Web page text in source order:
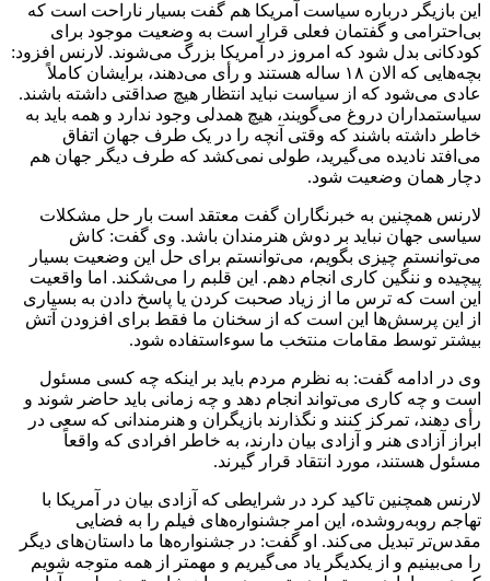
این بازیگر درباره سیاست آمریکا هم گفت بسیار ناراحت است که
بی‌احترامی و گفتمان فعلی قرار است به وضعیت موجود برای
کودکانی بدل شود که امروز در آمریکا بزرگ می‌شوند. لارنس افزود:
بچه‌هایی که الان ۱۸ ساله هستند و رأی می‌دهند، برایشان کاملاً
عادی می‌شود که از سیاست نباید انتظار هیچ صداقتی داشته باشند.
سیاستمداران دروغ می‌گویند، هیچ همدلی وجود ندارد و همه باید به
خاطر داشته باشند که وقتی آنچه را در یک طرف جهان اتفاق
می‌افتد نادیده می‌گیرید، طولی نمی‌کشد که طرف دیگر جهان هم
دچار همان وضعیت شود.
لارنس همچنین به خبرنگاران گفت معتقد است بار حل مشکلات
سیاسی جهان نباید بر دوش هنرمندان باشد. وی گفت: کاش
می‌توانستم چیزی بگویم، می‌توانستم برای حل این وضعیت بسیار
پیچیده و ننگین کاری انجام دهم. این قلبم را می‌شکند. اما واقعیت
این است که ترس ما از زیاد صحبت کردن یا پاسخ دادن به بسیاری
از این پرسش‌ها این است که از سخنان ما فقط برای افزودن آتش
بیشتر توسط مقامات منتخب ما سوءاستفاده شود.
وی در ادامه گفت: به نظرم مردم باید بر اینکه چه کسی مسئول
است و چه کاری می‌تواند انجام دهد و چه زمانی باید حاضر شوند و
رأی دهند، تمرکز کنند و نگذارند بازیگران و هنرمندانی که سعی در
ابراز آزادی هنر و آزادی بیان دارند، به خاطر افرادی که واقعاً
مسئول هستند، مورد انتقاد قرار گیرند.
لارنس همچنین تاکید کرد در شرایطی که آزادی بیان در آمریکا با
تهاجم روبه‌روشده، این امر جشنواره‌های فیلم را به فضایی
مقدس‌تر تبدیل می‌کند. او گفت: در جشنواره‌ها ما داستان‌های دیگر
را می‌بینیم و از یکدیگر یاد می‌گیریم و مهمتر از همه متوجه شویم